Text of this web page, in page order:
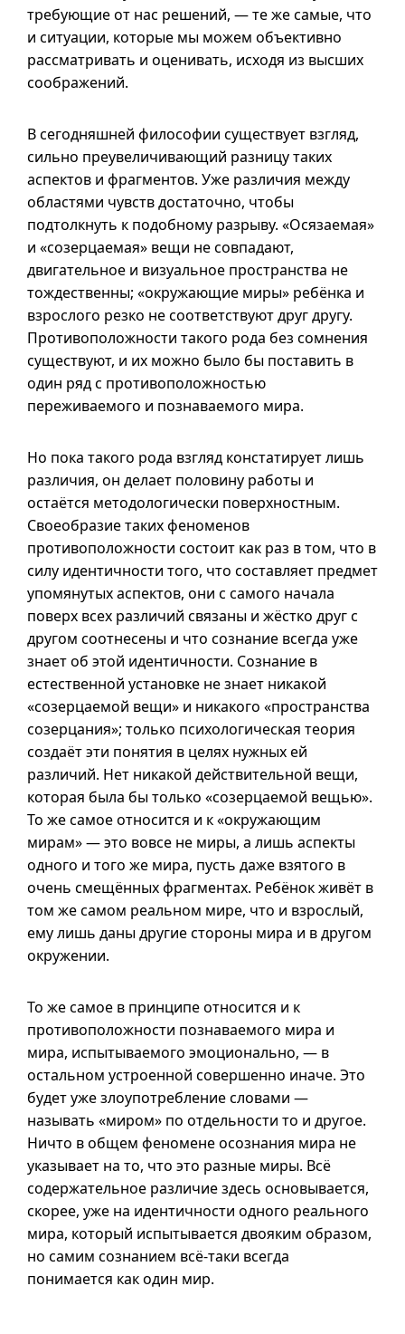
требующие от нас решений, — те же самые, что
и ситуации, которые мы можем объективно
рассматривать и оценивать, исходя из высших
соображений.
В сегодняшней философии существует взгляд,
сильно преувеличивающий разницу таких
аспектов и фрагментов. Уже различия между
областями чувств достаточно, чтобы
подтолкнуть к подобному разрыву. «Осязаемая»
и «созерцаемая» вещи не совпадают,
двигательное и визуальное пространства не
тождественны; «окружающие миры» ребёнка и
взрослого резко не соответствуют друг другу.
Противоположности такого рода без сомнения
существуют, и их можно было бы поставить в
один ряд с противоположностью
переживаемого и познаваемого мира.
Но пока такого рода взгляд констатирует лишь
различия, он делает половину работы и
остаётся методологически поверхностным.
Своеобразие таких феноменов
противоположности состоит как раз в том, что в
силу идентичности того, что составляет предмет
упомянутых аспектов, они с самого начала
поверх всех различий связаны и жёстко друг с
другом соотнесены и что сознание всегда уже
знает об этой идентичности. Сознание в
естественной установке не знает никакой
«созерцаемой вещи» и никакого «пространства
созерцания»; только психологическая теория
создаёт эти понятия в целях нужных ей
различий. Нет никакой действительной вещи,
которая была бы только «созерцаемой вещью».
То же самое относится и к«окружающим
мирам» — это вовсе не миры, а лишь аспекты
одного и того же мира, пусть даже взятого в
очень смещённых фрагментах. Ребёнок живёт в
том же самом реальном мире, что и взрослый,
ему лишь даны другие стороны мира и вдругом
окружении.
То же самое в принципе относится и к
противоположности познаваемого мира и
мира, испытываемого эмоционально, — в
остальном устроенной совершенно иначе. Это
будет уже злоупотребление словами —
называть «миром» по отдельности то и другое.
Ничто в общем феномене осознания мира не
указывает на то, что это разные миры. Всё
содержательное различие здесь основывается,
скорее, уже на идентичности одного реального
мира, который испытывается двояким образом,
но самим сознанием всё-таки всегда
понимается как один мир.